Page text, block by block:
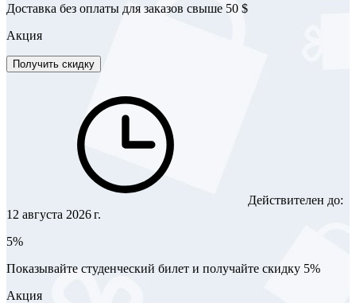
Доставка без оплаты для заказов свыше 50 $
Акция
Получить скидку
Действителен до:
12 августа 2026 г.
5%
Показывайте студенческий билет и получайте скидку 5%
Акция